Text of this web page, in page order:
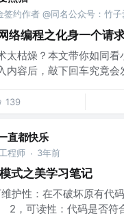
签约作者 @同名公众号：竹
络编程之化身一个请
太枯燥？本文带你如同
内容后，敲下回车究竟会
139
直都快乐
程师 · 3年前
式之美学习笔记
维护性：在不破坏原有代
2，可读性：代码是否符